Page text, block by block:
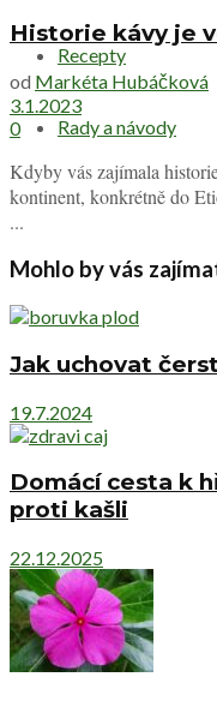
Recepty
Rady a návody
Historie kávy je
od Markéta Hubáčková
3.1.2023
0
Kdyby vás zajímala
kontinent, konkrétně do
...
Mohlo by vás
Jak uchovat
19.7.2024
Domácí cesta k
proti kašli
22.12.2025